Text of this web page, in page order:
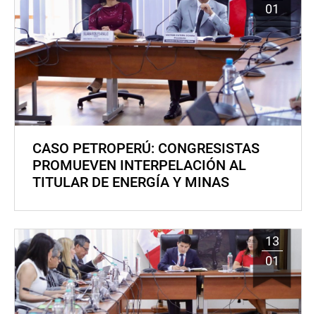
01
CASO PETROPERÚ: CONGRESISTAS
PROMUEVEN INTERPELACIÓN AL
TITULAR DE ENERGÍA Y MINAS
13
01